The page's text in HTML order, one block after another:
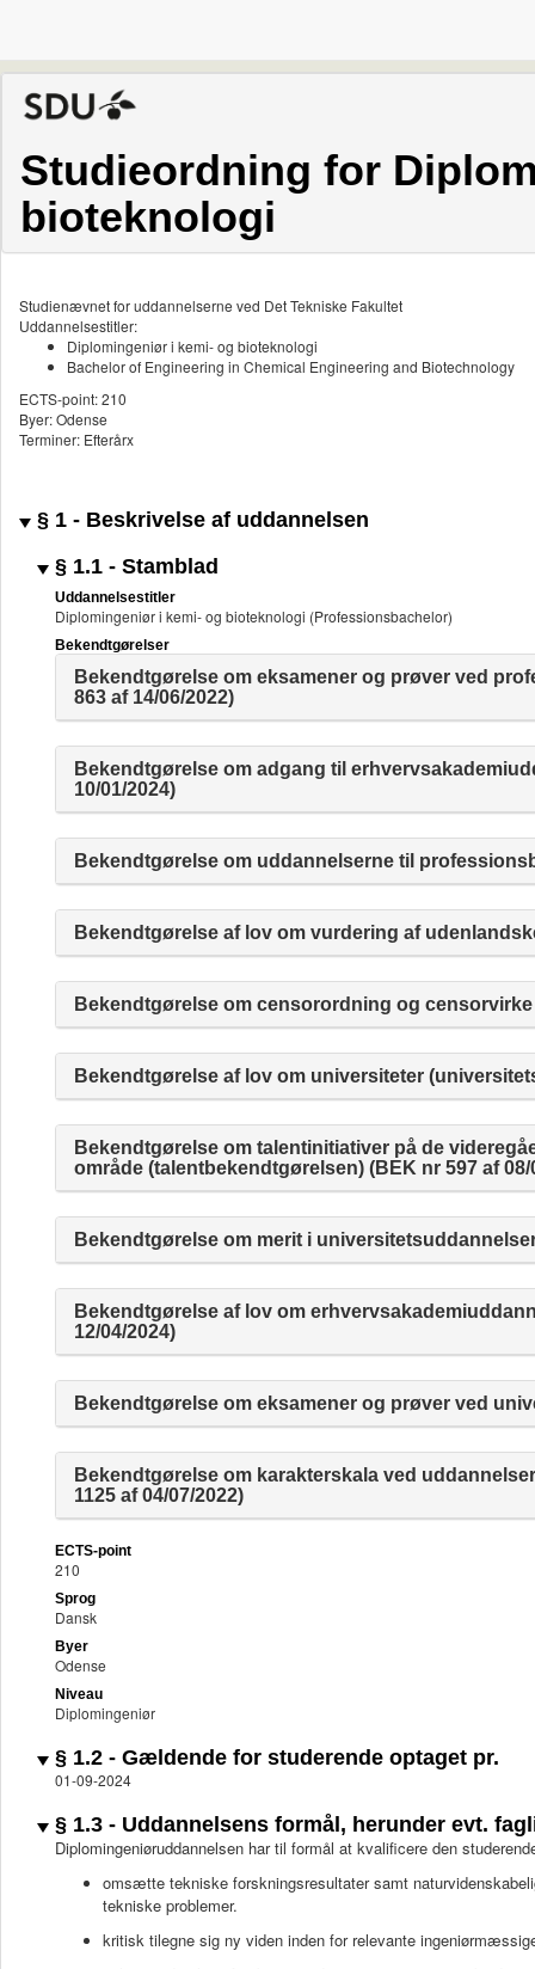
Studieordning for
bioteknologi
Studienævnet for uddannelserne ved Det Tekniske Fakultet
Uddannelsestitler:
Diplomingeniør i kemi- og bioteknologi
Bachelor of Engineering in Chemical Engineering and Biotechnology
ECTS-point: 210
Byer: Odense
Terminer: Efterårx
§ 1 - Beskrivelse af uddannelsen
§ 1.1 - Stamblad
Uddannelsestitler
Diplomingeniør i kemi- og bioteknologi (Professionsbachelor)
Bekendtgørelser
Bekendtgørelse om eksamener og prøver ved
863 af 14/06/2022)
Bekendtgørelse om adgang til
10/01/2024)
Bekendtgørelse om uddannelserne til
Bekendtgørelse af lov om vurdering af
Bekendtgørelse om censorordning og censorvirke
Bekendtgørelse af lov om universiteter
Bekendtgørelse om talentinitiativer på de
område (talentbekendtgørelsen) (BEK nr 597 af 08/
Bekendtgørelse om merit i
Bekendtgørelse af lov om
12/04/2024)
Bekendtgørelse om eksamener og prøver ved
Bekendtgørelse om karakterskala ved
1125 af 04/07/2022)
ECTS-point
210
Sprog
Dansk
Byer
Odense
Niveau
Diplomingeniør
§ 1.2 - Gældende for studerende optaget pr.
01-09-2024
§ 1.3 - Uddannelsens formål, herunder evt.
Diplomingeniøruddannelsen har til formål at kvalificere den
omsætte tekniske forskningsresultater samt
tekniske problemer.
kritisk tilegne sig ny viden inden for relevante